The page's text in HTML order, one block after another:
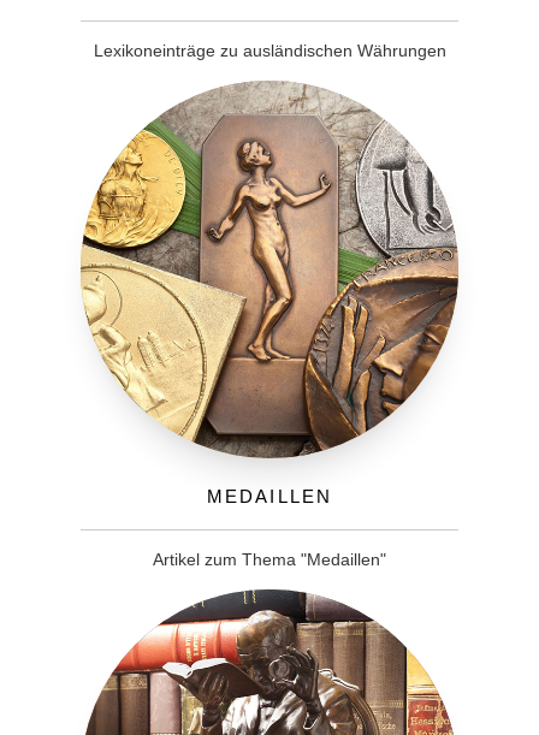
Lexikoneinträge zu ausländischen Währungen
Medaillen
Artikel zum Thema "Medaillen"